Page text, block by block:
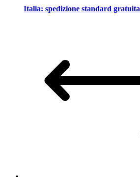
Italia: spedizione standard gratuita